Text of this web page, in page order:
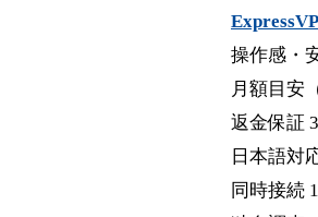
操作感・
月額目安
返金保証
日本語対
同時接続